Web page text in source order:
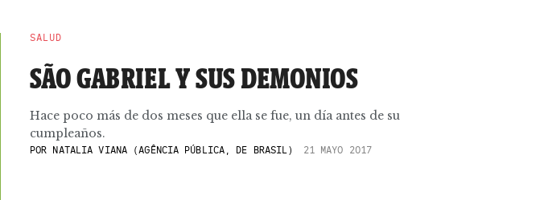
SALUD
SÃO GABRIEL Y SUS DEMONIOS
Hace poco más de dos meses que ella se fue, un día antes de su
cumpleaños.
POR NATALIA VIANA (AGÊNCIA PÚBLICA, DE BRASIL) 21 MAYO 2017